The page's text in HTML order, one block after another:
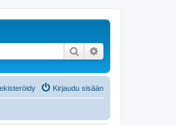
Etsi
Kirjaudu sisään